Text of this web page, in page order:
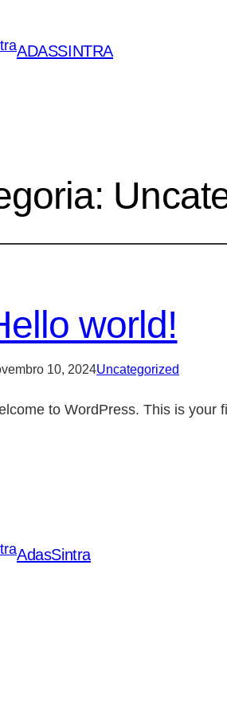
ADASSINTRA
world!
10, 2024Uncategorized
to WordPress. This is your
AdasSintra